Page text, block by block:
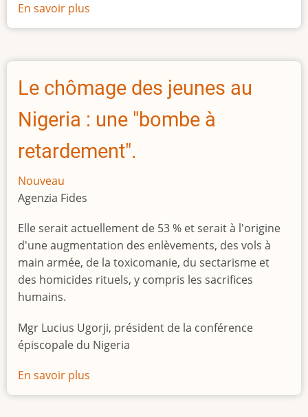
En savoir plus
La
taille
l'Afrique
Le chômage des jeunes au
Nigeria : une "bombe à
retardement".
Nouveau
Agenzia Fides
Elle serait actuellement de 53 % et serait à l'origine
d'une augmentation des enlèvements, des vols à
main armée, de la toxicomanie, du sectarisme et
des homicides rituels, y compris les sacrifices
humains.
Mgr Lucius Ugorji, président de la conférence
épiscopale du Nigeria
En savoir plus
Le